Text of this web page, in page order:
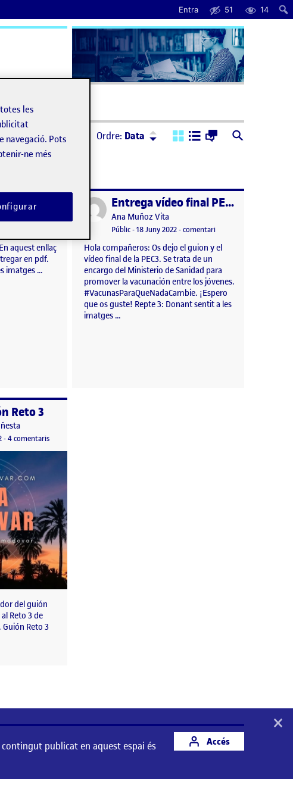
Entra 51 14
Ordre: Data Ordre: Descendent
el Repte 3: Donant sentit a les imatges
aquest enllaç
en pdf.
imatges …
Publicat per Entrega vídeo final PEC3
Publicat per
Ana Muñoz Vita
Visibilitat:
Públic-Data de publicació
18 Juny 2022-comentariel Entrega vídeo final
Hola compañeros: Os dejo el guion y el
vídeo final de la PEC3. Se trata de un
encargo del Ministerio de Sanidad para
promover la vacunación entre los jóvenes.
#VacunasParaQueNadaCambie. ¡Espero
que os guste! Repte 3: Donant sentit a les
imatges …
Reto 3
22 novembre, 2022 5:09 pm
-4 comentarisa Entrega Guión Reto 3
del guión
Reto 3 de
Reto 3
publicat en aquest espai és
Accés
×
les
navegació. Pots
ne més